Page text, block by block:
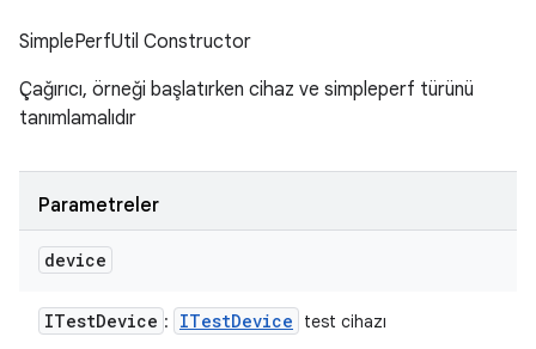
SimplePerfUtil Constructor
Çağırıcı, örneği başlatırken cihaz ve simpleperf türünü
tanımlamalıdır
Parametreler
device
ITestDevice : ITestDevice test cihazı